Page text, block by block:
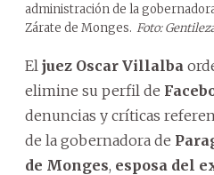
administración de la
Zárate de Monges. Foto:
El juez Oscar Villalba
elimine su perfil de
denuncias y críticas
de la gobernadora de
de Monges, esposa del